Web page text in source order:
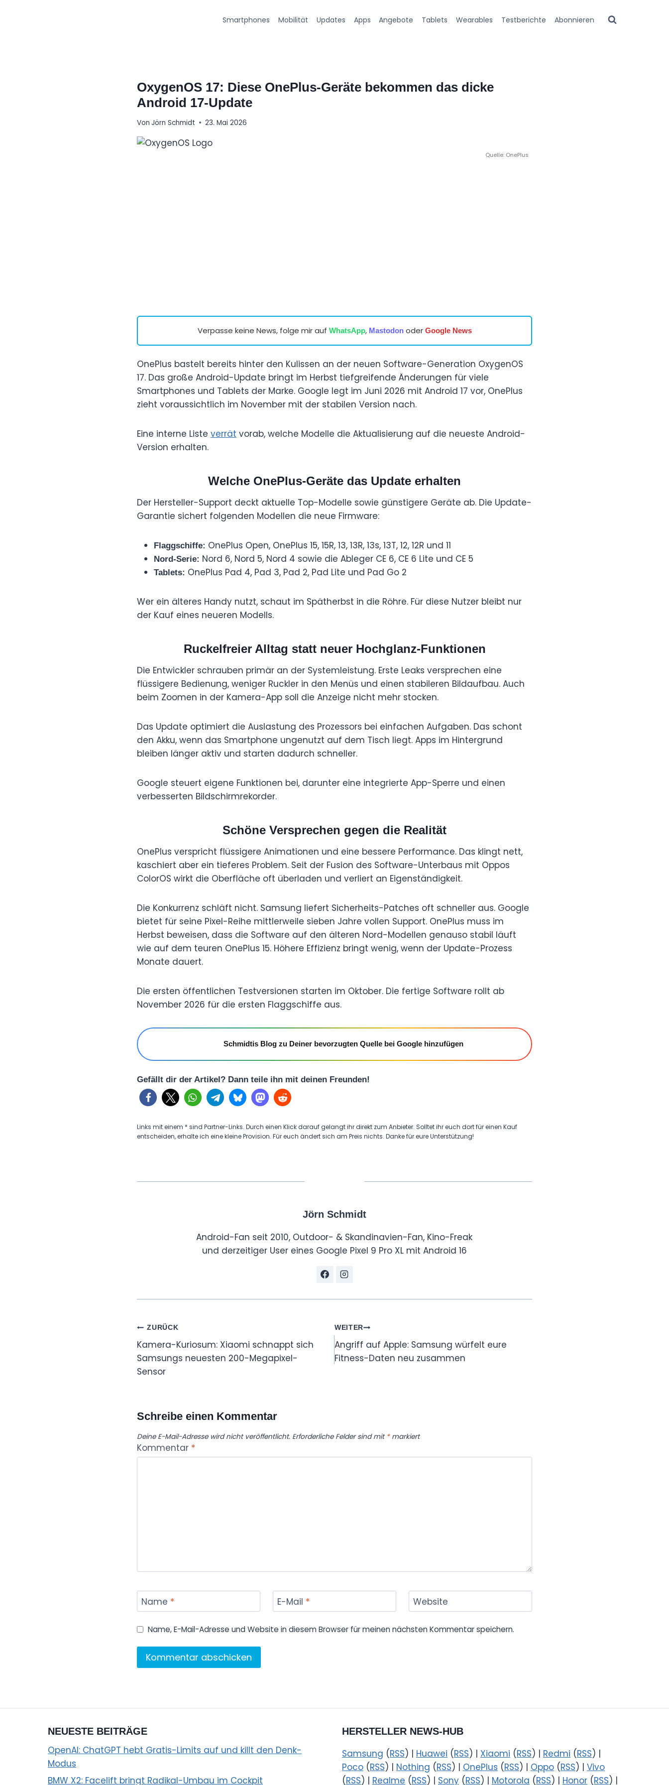
Smartphones Mobilität Updates Apps Angebote Tablets Wearables Testberichte Abonnieren
OxygenOS 17: Diese OnePlus-Geräte bekommen das dicke
Android 17-Update
Von Jörn Schmidt 23. Mai 2026
Quelle: OnePlus
Verpasse keine News, folge mir auf WhatsApp, Mastodonoder Google News
OnePlus bastelt bereits hinter den Kulissen an der neuen Software-Generation OxygenOS
17. Das große Android-Update bringt im Herbst tiefgreifende Änderungen für viele
Smartphones und Tablets der Marke. Google legt im Juni 2026 mit Android 17 vor, OnePlus
zieht voraussichtlich im November mit der stabilen Version nach.
Eine interne Liste verrät vorab, welche Modelle die Aktualisierung auf die neueste Android-
Version erhalten.
Welche OnePlus-Geräte das Update erhalten
Der Hersteller-Support deckt aktuelle Top-Modelle sowie günstigere Geräte ab. Die Update-
Garantie sichert folgenden Modellen die neue Firmware:
Flaggschiffe: OnePlus Open, OnePlus 15, 15R, 13, 13R, 13s, 13T, 12, 12R und 11
Nord-Serie: Nord 6, Nord 5, Nord 4 sowie die Ableger CE 6, CE 6 Lite und CE 5
Tablets: OnePlus Pad 4, Pad 3, Pad 2, Pad Lite und Pad Go 2
Wer ein älteres Handy nutzt, schaut im Spätherbst in die Röhre. Für diese Nutzer bleibt nur
der Kauf eines neueren Modells.
Ruckelfreier Alltag statt neuer Hochglanz-Funktionen
Die Entwickler schrauben primär an der Systemleistung. Erste Leaks versprechen eine
flüssigere Bedienung, weniger Ruckler in den Menüs und einen stabileren Bildaufbau. Auch
beim Zoomen in der Kamera-App soll die Anzeige nicht mehr stocken.
Das Update optimiert die Auslastung des Prozessors bei einfachen Aufgaben. Das schont
den Akku, wenn das Smartphone ungenutzt auf dem Tisch liegt. Apps im Hintergrund
bleiben länger aktiv und starten dadurch schneller.
Google steuert eigene Funktionen bei, darunter eine integrierte App-Sperre und einen
verbesserten Bildschirmrekorder.
Schöne Versprechen gegen die Realität
OnePlus verspricht flüssigere Animationen und eine bessere Performance. Das klingt nett,
kaschiert aber ein tieferes Problem. Seit der Fusion des Software-Unterbaus mit Oppos
ColorOS wirkt die Oberfläche oft überladen und verliert an Eigenständigkeit.
Die Konkurrenz schläft nicht. Samsung liefert Sicherheits-Patches oft schneller aus. Google
bietet für seine Pixel-Reihe mittlerweile sieben Jahre vollen Support. OnePlus muss im
Herbst beweisen, dass die Software auf den älteren Nord-Modellen genauso stabil läuft
wie auf dem teuren OnePlus 15. Höhere Effizienz bringt wenig, wenn der Update-Prozess
Monate dauert.
Die ersten öffentlichen Testversionen starten im Oktober. Die fertige Software rollt ab
November 2026 für die ersten Flaggschiffe aus.
Schmidtis Blog zu Deiner bevorzugten Quelle bei Google hinzufügen
Gefällt dir der Artikel? Dann teile ihn mit deinen Freunden!
Links mit einem * sind Partner-Links. Durch einen Klick darauf gelangt ihr direkt zum Anbieter. Solltet ihr euch dort für einen Kauf
entscheiden, erhalte ich eine kleine Provision. Für euch ändert sich am Preis nichts. Danke für eure Unterstützung!
Jörn Schmidt
Android-Fan seit 2010, Outdoor- & Skandinavien-Fan, Kino-Freak
und derzeitiger User eines Google Pixel 9 Pro XL mit Android 16
Beitragsnavigation
ZURÜCK
Kamera-Kuriosum: Xiaomi schnappt sich
Samsungs neuesten 200-Megapixel-
Sensor
WEITER
Angriff auf Apple: Samsung würfelt eure
Fitness-Daten neu zusammen
Schreibe einen Kommentar
Deine E-Mail-Adresse wird nicht veröffentlicht. Erforderliche Felder sind mit *markiert
Kommentar *
Name * E-Mail * Website
Name, E-Mail-Adresse und Website in diesem Browser für meinen nächsten Kommentar speichern.
NEUESTE BEITRÄGE
OpenAI: ChatGPT hebt Gratis-Limits auf und killt den Denk-
Modus
BMW X2: Facelift bringt Radikal-Umbau im Cockpit
HERSTELLER NEWS-HUB
Samsung (RSS) | Huawei (RSS) | Xiaomi (RSS) | Redmi (RSS) |
Poco (RSS) | Nothing (RSS) | OnePlus (RSS) | Oppo (RSS) | Vivo
(RSS) | Realme (RSS) | Sony (RSS) | Motorola (RSS) | Honor (RSS) |